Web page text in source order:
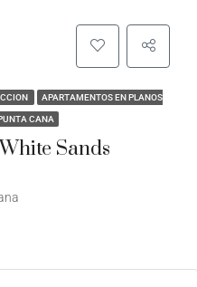
APARTAMENTOS EN PLANOS
CANA
Sands